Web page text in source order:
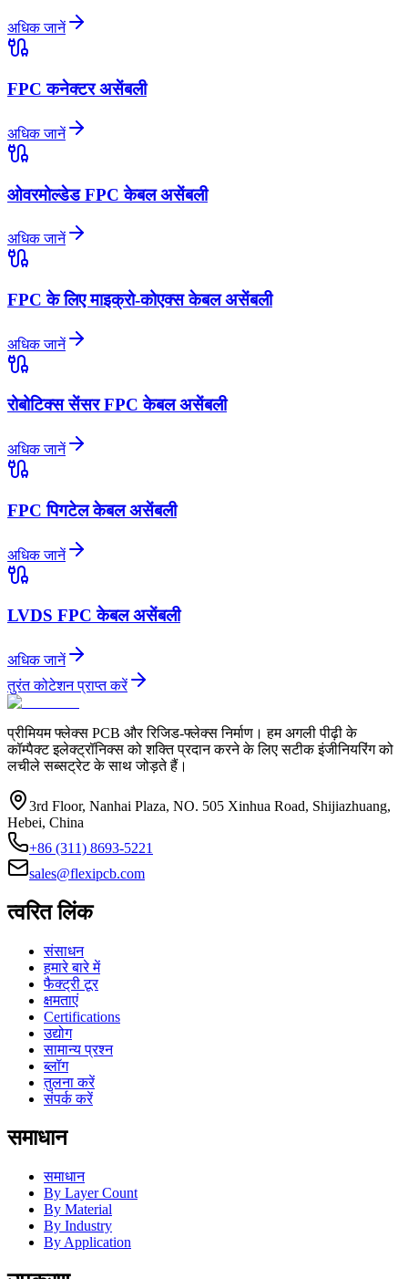
अधिक जानें
FPC कनेक्टर असेंबली
अधिक जानें
ओवरमोल्डेड FPC केबल असेंबली
अधिक जानें
FPC के लिए माइक्रो-कोएक्स केबल असेंबली
अधिक जानें
रोबोटिक्स सेंसर FPC केबल असेंबली
अधिक जानें
FPC पिगटेल केबल असेंबली
अधिक जानें
LVDS FPC केबल असेंबली
अधिक जानें
तुरंत कोटेशन प्राप्त करें
प्रीमियम फ्लेक्स PCB और रिजिड-फ्लेक्स निर्माण। हम अगली पीढ़ी के
कॉम्पैक्ट इलेक्ट्रॉनिक्स को शक्ति प्रदान करने के लिए सटीक इंजीनियरिंग को
लचीले सब्सट्रेट के साथ जोड़ते हैं।
3rd Floor, Nanhai Plaza, NO. 505 Xinhua Road, Shijiazhuang,
Hebei, China
+86 (311) 8693-5221
sales@flexipcb.com
त्वरित लिंक
संसाधन
हमारे बारे में
फैक्ट्री टूर
क्षमताएं
Certifications
उद्योग
सामान्य प्रश्न
ब्लॉग
तुलना करें
संपर्क करें
समाधान
समाधान
By Layer Count
By Material
By Industry
By Application